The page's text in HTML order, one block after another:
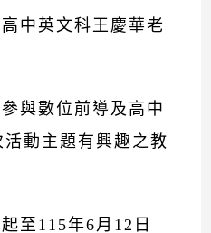
中英文科王慶華老
與數位前導及高中
動主題有興趣之教
至115年6月12日